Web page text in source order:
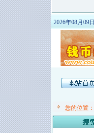
2026年08月09日
您的位置：